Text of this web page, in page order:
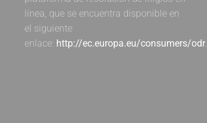
línea, que se encuentra disponible en
el siguiente
enlace: http://ec.europa.eu/consumers/odr.